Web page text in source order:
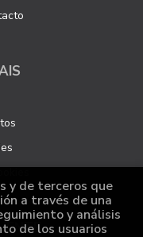
y de terceros que
a través de una
y análisis
de los usuarios